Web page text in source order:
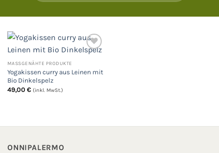
die
MASSGENÄHTE PRODUKTE
Yogakissen curry aus Leinen mit
Bio Dinkelspelz
49,00 € (inkl. MwSt.)
ONNIPALERMO